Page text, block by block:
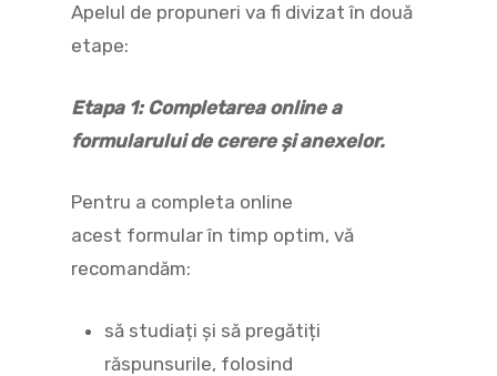
Apelul de propuneri va fi divizat în două
etape:
Etapa 1: Completarea online a
formularului de cerere și anexelor.
Pentru a completa online
acest formular în timp optim, vă
recomandăm:
să studiați și să pregătiți
răspunsurile, folosind